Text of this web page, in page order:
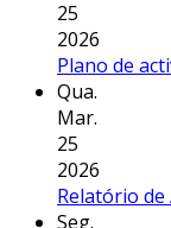
25
2026
Plano de
Qua.
Mar.
25
2026
Relatório de
Seg.